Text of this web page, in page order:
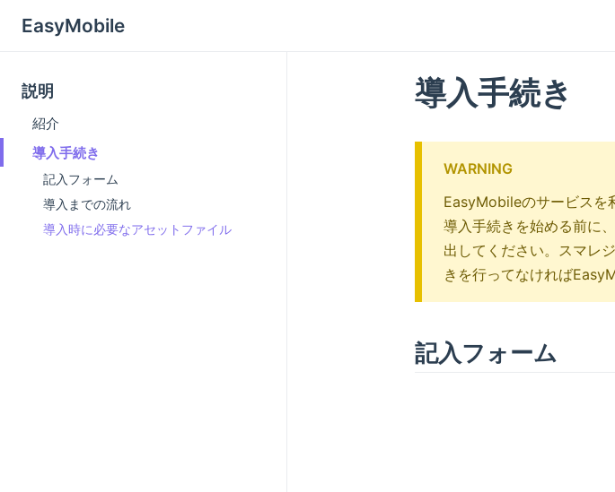
EasyMobile
説明
紹介
導入手続き
記入フォーム
導入までの流れ
導入時に必要なアセットファイル
導入手続き
WARNING
EasyMobileのサービスを
導入手続きを始める前に
出してください。スマレ
きを行ってなければ
記入フォーム